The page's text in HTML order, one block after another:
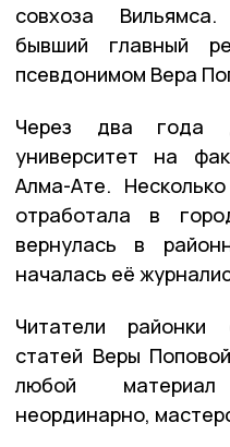
совхоза
бывший главный
псевдонимом Вера
Через два года
университет на
Алма-Ате.
отработала в
вернулась в
началась её
Читатели
статей Веры
любой
неординарно,